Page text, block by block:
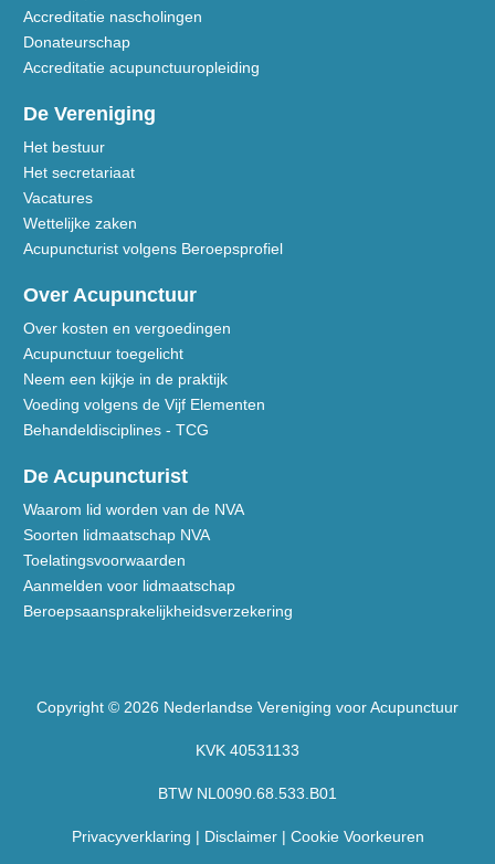
Accreditatie nascholingen
Donateurschap
Accreditatie acupunctuuropleiding
De Vereniging
Het bestuur
Het secretariaat
Vacatures
Wettelijke zaken
Acupuncturist volgens Beroepsprofiel
Over Acupunctuur
Over kosten en vergoedingen
Acupunctuur toegelicht
Neem een kijkje in de praktijk
Voeding volgens de Vijf Elementen
Behandeldisciplines - TCG
De Acupuncturist
Waarom lid worden van de NVA
Soorten lidmaatschap NVA
Toelatingsvoorwaarden
Aanmelden voor lidmaatschap
Beroepsaansprakelijkheidsverzekering
Copyright © 2026 Nederlandse Vereniging voor Acupunctuur
KVK 40531133
BTW NL0090.68.533.B01
Privacyverklaring | Disclaimer| Cookie Voorkeuren